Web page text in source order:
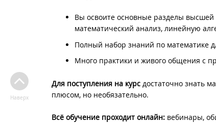
Вы освоите основные разделы
математический анализ, линейную
Полный набор знаний по математике
Много практики и живого общения с
Для поступления на курс достаточно знать
плюсом, но необязательно.
Всё обучение проходит онлайн: вебинары,
Наверх